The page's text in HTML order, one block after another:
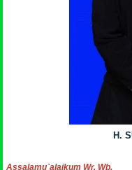
H.
Assalamu`alaikum Wr. Wb.